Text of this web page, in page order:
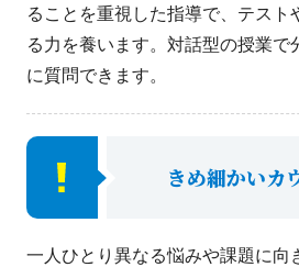
ることを重視した指導で、テスト
る力を養います。対話型の授業で
に質問できます。
きめ細かいカ
一人ひとり異なる悩みや課題に向